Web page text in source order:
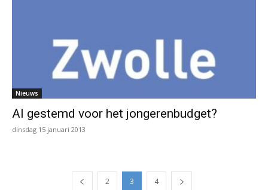
Nieuws
Al gestemd voor het jongerenbudget?
dinsdag 15 januari 2013
2 3 4